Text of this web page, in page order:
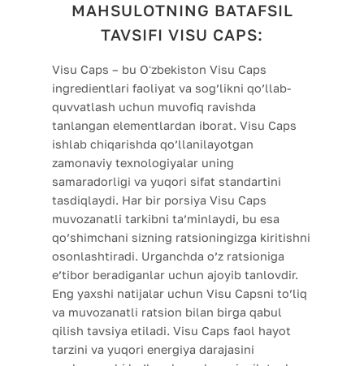
MAHSULOTNING BATAFSIL
TAVSIFI VISU CAPS:
Visu Caps – bu Oʻzbekiston Visu Caps
ingredientlari faoliyat va sog’likni qo’llab-
quvvatlash uchun muvofiq ravishda
tanlangan elementlardan iborat. Visu Caps
ishlab chiqarishda qo’llanilayotgan
zamonaviy texnologiyalar uning
samaradorligi va yuqori sifat standartini
tasdiqlaydi. Har bir porsiya Visu Caps
muvozanatli tarkibni ta’minlaydi, bu esa
qo’shimchani sizning ratsioningizga kiritishni
osonlashtiradi. Urganchda o’z ratsioniga
e’tibor beradiganlar uchun ajoyib tanlovdir.
Eng yaxshi natijalar uchun Visu Capsni to’liq
va muvozanatli ratsion bilan birga qabul
qilish tavsiya etiladi. Visu Caps faol hayot
tarzini va yuqori energiya darajasini